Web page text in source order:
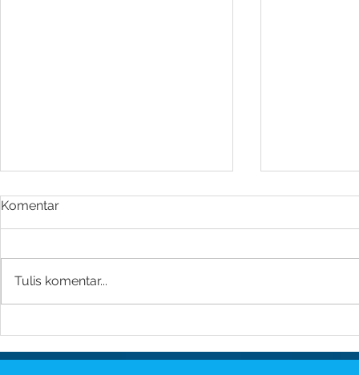
Kasus
Komentar
Tulis komentar...